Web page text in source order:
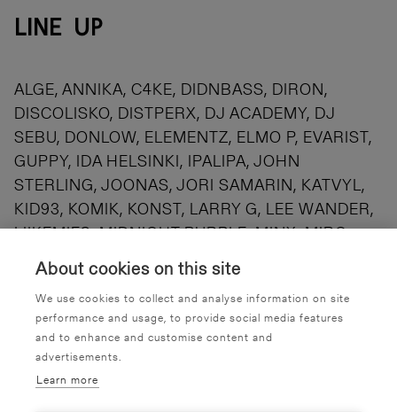
About cookies on this site
We use cookies to collect and analyse information on site
performance and usage, to provide social media features
and to enhance and customise content and
advertisements.
Learn more
LINE UP
ALGE, ANNIKA, C4KE, DIDNBASS, DIRON,
DISCOLISKO, DISTPERX, DJ ACADEMY, DJ
SEBU, DONLOW, ELEMENTZ, ELMO P, EVARIST,
GUPPY, IDA HELSINKI, IPALIPA, JOHN
STERLING, JOONAS, JORI SAMARIN, KATVYL,
KID93, KOMIK, KONST, LARRY G, LEE WANDER,
MOORE, NEMESIS, NIBLU, RATITLE, RSKS, RVR,
TECHNO HATE PROJECT, VEINZ, VEX, VHOOK,
WERNE, YAGURA, YANI, VJ OKA + TBA
BILJETTINFORMATION